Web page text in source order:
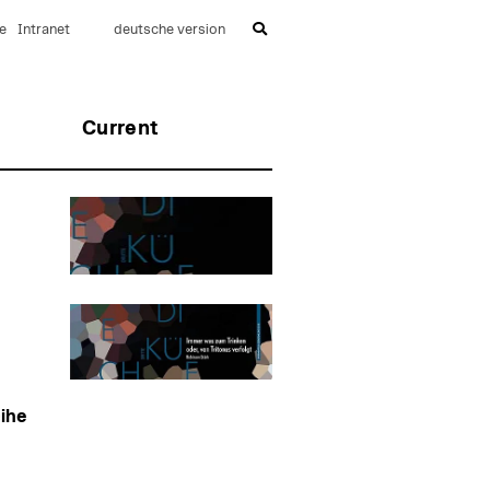
Current
Intranet deutsche version